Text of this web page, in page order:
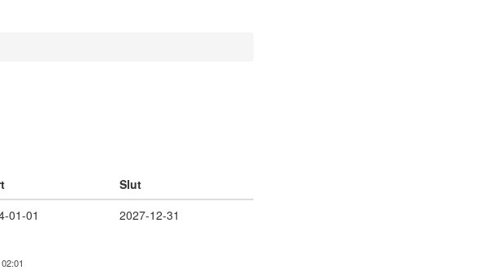
Slut
01-01 2027-12-31